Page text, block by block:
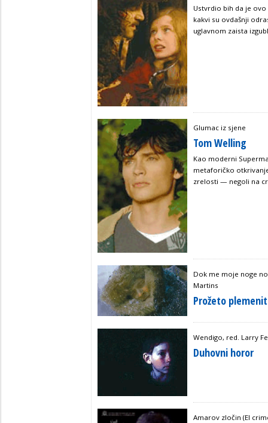
Ustvrdio bih da je
kakvi su ovdašnji
uglavnom zaista
Glumac iz sjene
Tom Welling
Kao moderni
metaforičko
zrelosti — negoli na
Dok me moje noge
Martins
Prožeto
Wendigo, red. Larry
Duhovni horor
Amarov zločin (El